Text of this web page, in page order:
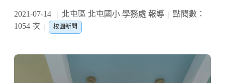
2021-07-14 北屯區 北屯國小 學務處 報導
點閱數：
1054 次
校園新聞